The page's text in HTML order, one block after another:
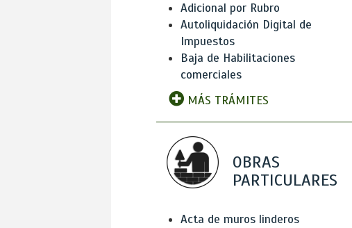
Adicional por Rubro
Autoliquidación Digital de
Impuestos
Baja de Habilitaciones
comerciales
MÁS TRÁMITES
OBRAS
PARTICULARES
Acta de muros linderos